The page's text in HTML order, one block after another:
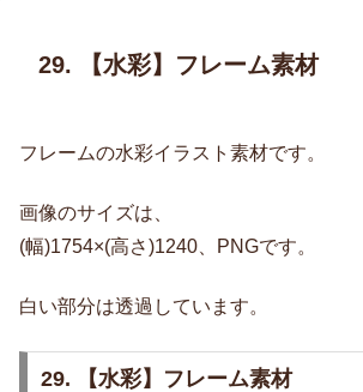
29. 【水彩】フレーム素材
フレームの水彩イラスト素材です。
画像のサイズは、
(幅)1754×(高さ)1240、PNGです。
白い部分は透過しています。
29. 【水彩】フレーム素材